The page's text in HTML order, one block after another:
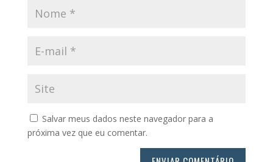
Salvar meus dados neste navegador para a
próxima vez que eu comentar.